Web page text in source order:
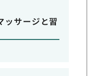
ッサージと習